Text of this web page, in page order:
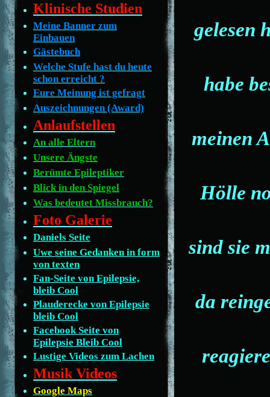
Klinische Studien
Meine Banner zum
Einbauen
Gästebuch
Welche Stufe hast du heute
schon erreicht ?
Eure Meinung ist gefragt
Auszeichnungen (Award)
Anlaufstellen
An alle Eltern
Unsere Ängste
Berümte Epileptiker
Blick in den Spiegel
Was bedeutet Missbrauch?
Foto Galerie
Daniels Seite
Uwe seine Gedanken in form
von texten
Fan-Seite von Epilepsie,
bleib Cool
Plauderecke von Epilepsie
bleib Cool
Facebook Seite von
Epilepsie Bleib Cool
Lustige Videos zum Lachen
Musik Videos
Google Maps
gelesen
habe
meinen
Hölle
sind sie
da